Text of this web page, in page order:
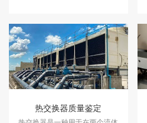
质量鉴定服务。
热交换器质量鉴定